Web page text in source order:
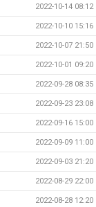
2022-10-14 08:12
2022-10-10 15:16
2022-10-07 21:50
2022-10-01 09:20
2022-09-28 08:35
2022-09-23 23:08
2022-09-16 15:00
2022-09-09 11:00
2022-09-03 21:20
2022-08-29 22:00
2022-08-28 12:20